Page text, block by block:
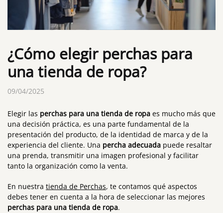
¿Cómo elegir perchas para
una tienda de ropa?
09/04/2025
Elegir las perchas para una tienda de ropa es mucho más que
una decisión práctica, es una parte fundamental de la
presentación del producto, de la identidad de marca y de la
experiencia del cliente. Una percha adecuada puede resaltar
una prenda, transmitir una imagen profesional y facilitar
tanto la organización como la venta.
En nuestra tienda de Perchas, te contamos qué aspectos
debes tener en cuenta a la hora de seleccionar las mejores
perchas para una tienda de ropa.